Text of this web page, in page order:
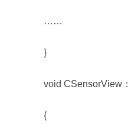
……
}
void CSensorView：
{